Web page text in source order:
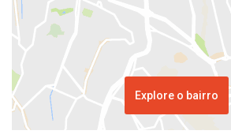
Explore o bairro